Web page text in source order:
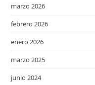
marzo 2026
febrero 2026
enero 2026
marzo 2025
junio 2024